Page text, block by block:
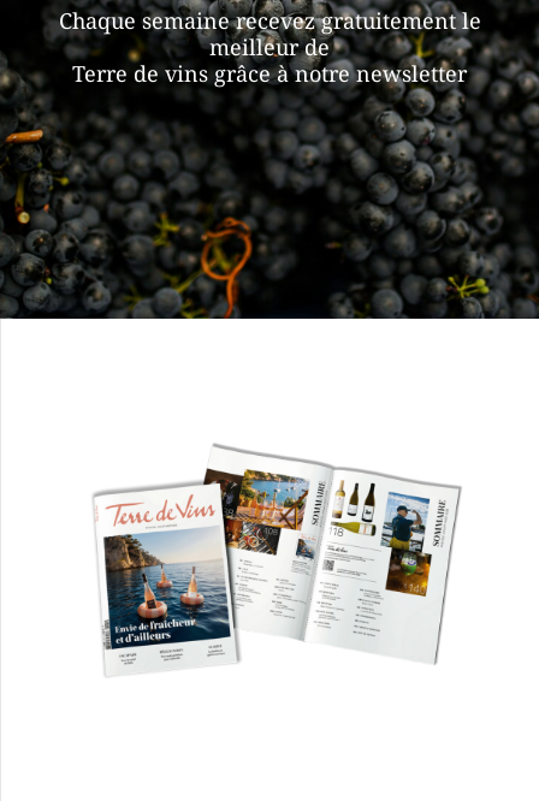
Chaque semaine recevez gratuitement le
meilleur de
Terre de vins grâce à notre newsletter